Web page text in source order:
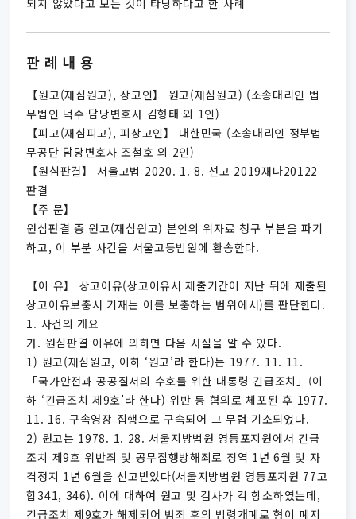
되지 않았다고 보는 것이 타당하다고 한 사례
판례내용
【원고(재심원고), 상고인】 원고(재심원고) (소송대리인 법
무법인 덕수 담당변호사 김형태 외 1인)
【피고(재심피고), 피상고인】 대한민국 (소송대리인 정부법
무공단 담당변호사 조철호 외 2인)
【원심판결】 서울고법 2020. 1. 8. 선고 2019재나20122
판결
【주 문】
원심판결 중 원고(재심원고) 본인의 위자료 청구 부분을 파기
하고, 이 부분 사건을 서울고등법원에 환송한다.
【이 유】 상고이유(상고이유서 제출기간이 지난 뒤에 제출된
상고이유보충서 기재는 이를 보충하는 범위에서)를 판단한다.
1. 사건의 개요
가. 원심판결 이유에 의하면 다음 사실을 알 수 있다.
1) 원고(재심원고, 이하 ‘원고’라 한다)는 1977. 11. 11.
「국가안전과 공공질서의 수호를 위한 대통령 긴급조치」(이
하 ‘긴급조치 제9호’라 한다) 위반 등 혐의로 체포된 후 1977.
11. 16. 구속영장 집행으로 구속되어 그 무렵 기소되었다.
2) 원고는 1978. 1. 28. 서울지방법원 영등포지원에서 긴급
조치 제9호 위반죄 및 공무집행방해죄로 징역 1년 6월 및 자
격정지 1년 6월을 선고받았다(서울지방법원 영등포지원 77고
합341, 346). 이에 대하여 원고 및 검사가 각 항소하였는데,
긴급조치 제9호가 해제되어 범죄 후의 법령개폐로 형이 폐지